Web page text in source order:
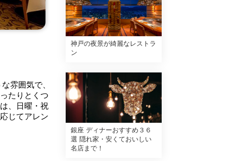
雰囲気で、
たりとくつ
、日曜・祝
じてアレン
神戸の夜景が綺麗なレストラ
ン
銀座 ディナーおすすめ３６
選 隠れ家・安くておいしい
名店まで！